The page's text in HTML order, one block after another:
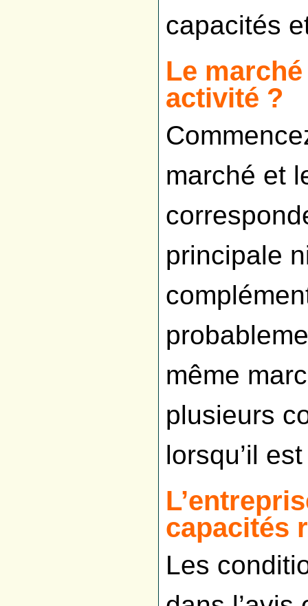
capacités
Le
activité ?
marché et
principale
même
plusieurs
lorsqu’il
capacités
Les